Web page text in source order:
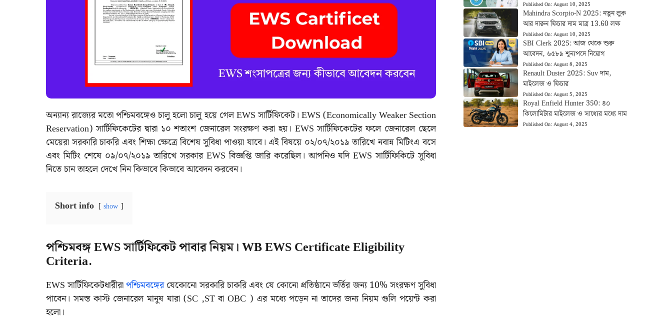
অন্যান্য রাজ্যের মতো পশ্চিমবঙ্গেও চালু হলো চালু হয়ে গেল EWS সার্টিফিকেট। EWS (Economically Weaker Section
Reservation) সার্টিফিকেটের দ্বারা ১০ শতাংশ জেনারেল সংরক্ষণ করা হয়। EWS সার্টিফিকেটের ফলে জেনারেল ছেলে
মেয়েরা সরকারি চাকরি এবং শিক্ষা ক্ষেত্রে বিশেষ সুবিধা পাওয়া যাবে। এই বিষয়ে ০২/০৭/২০১৯ তারিখে নবান্ন মিটিংএ বসে
এবং মিটিং শেষে ০৯/০৭/২০১৯ তারিখে সরকার EWS বিজ্ঞপ্তি জারি করেছিল। আপনিও যদি EWS সার্টিফিকিটে সুবিধা
নিতে চান তাহলে দেখে নিন কিভাবে কিভাবে আবেদন করবেন।
Short info show
পশ্চিমবঙ্গ EWS সার্টিফিকেট পাবার নিয়ম। WB EWS Certificate Eligibility
Criteria.
EWS সার্টিফিকেটধারীরাপশ্চিমবঙ্গেরযেকোনো সরকারি চাকরি এবং যে কোনো প্রতিষ্ঠানে ভর্তির জন্য 10% সংরক্ষণ সুবিধা
পাবেন। সমস্ত কাস্ট জেনারেল মানুষ যারা (SC ,ST বা OBC ) এর মধ্যে পড়েন না তাদের জন্য নিয়ম গুলি পয়েন্ট করা
হলো।
Published On:August 10, 2025
Mahindra Scorpio-N 2025: নতুন লুক
আর দারুন ফিচার দাম মাত্র 13.60 লক্ষ
Published On:August 10, 2025
SBI Clerk 2025: আজ থেকে শুরু
আবেদন, ৬৫৮৯ শূন্যপদে নিয়োগ
Published On:August 8, 2025
Renault Duster 2025: Suv দাম,
মাইলেজ ও ফিচার
Published On:August 5, 2025
Royal Enfield Hunter 350: ৪০
কিলোমিটার মাইলেজ ও সাধ্যের মধ্যে দাম
Published On:August 4, 2025